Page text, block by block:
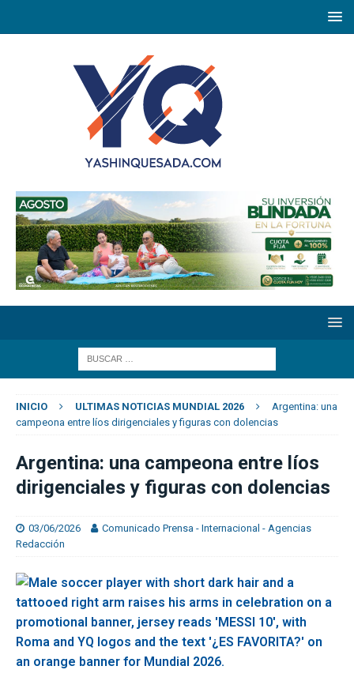
INICIO ULTIMAS NOTICIAS MUNDIAL 2026
Argentina: una
campeona entre líos dirigenciales y figuras con dolencias
Argentina: una campeona entre líos
dirigenciales y figuras con dolencias
03/06/2026
Comunicado Prensa - Internacional - Agencias
Redacción